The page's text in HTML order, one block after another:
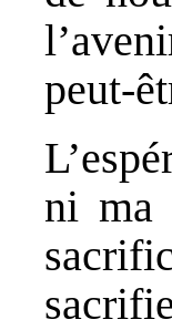
peut-
ni ma